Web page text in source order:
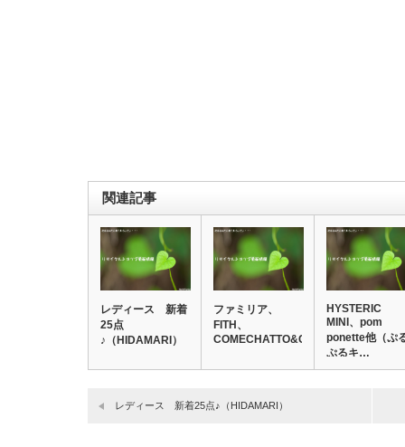
関連記事
レディース 新着
25点
♪（HIDAMARI）
ファミリア、
FITH、
COMECHATTO&CLOSE…
HYSTERIC
MINI、pom
ponette他（ぷ
ぷるキ…
レディース 新着25点♪（HIDAMARI）